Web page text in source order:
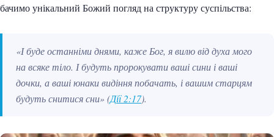
бачимо унікальний Божий погляд на структуру суспільства:
«І буде останніми днями, каже Бог, я вилю від духа мого
на всяке тіло. І будуть пророкувати ваші сини і ваші
дочки, а ваші юнаки видіння побачать, і вашим старцям
будуть снитися сни»(Дії 2:17).